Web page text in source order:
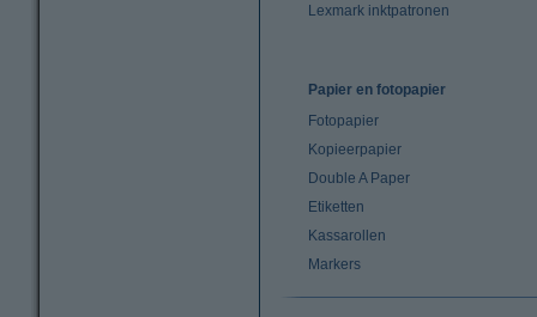
Lexmark inktpatronen
Papier en fotopapier
Fotopapier
Kopieerpapier
Double A Paper
Etiketten
Kassarollen
Markers